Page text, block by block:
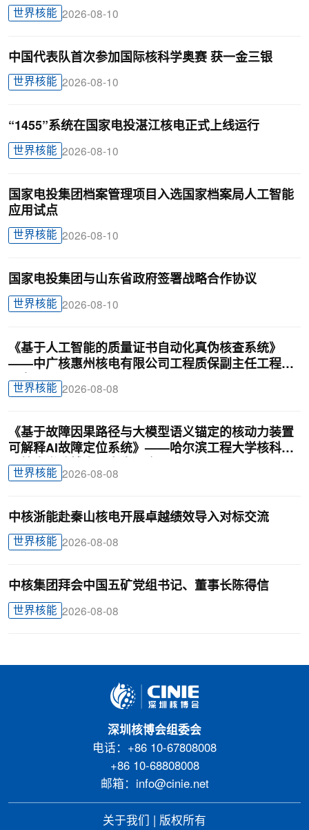
世界核能 2026-08-10
中国代表队首次参加国际核科学奥赛 获一金三银
世界核能 2026-08-10
“1455”系统在国家电投湛江核电正式上线运行
世界核能 2026-08-10
国家电投集团档案管理项目入选国家档案局人工智能
应用试点
世界核能 2026-08-10
国家电投集团与山东省政府签署战略合作协议
世界核能 2026-08-10
《基于人工智能的质量证书自动化真伪核查系统》
——中广核惠州核电有限公司工程质保副主任工程师
刁龙
世界核能 2026-08-08
《基于故障因果路径与大模型语义锚定的核动力装置
可解释AI故障定位系统》——哈尔滨工程大学核科学
与技术学院博士研究生汪鑫
世界核能 2026-08-08
中核浙能赴秦山核电开展卓越绩效导入对标交流
世界核能 2026-08-08
中核集团拜会中国五矿党组书记、董事长陈得信
世界核能 2026-08-08
深圳核博会组委会
电话：+86 10-67808008
+86 10-68808008
邮箱：info@cinie.net
关于我们 版权所有